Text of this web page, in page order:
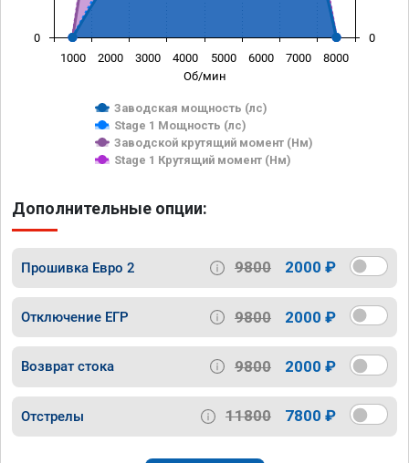
Об/мин
Заводская мощность (лс)
Stage 1 Мощность (лс)
Заводской крутящий момент (Нм)
Stage 1 Крутящий момент (Нм)
1000 2000 3000 4000 5000 6000 7000 8000
0 0
Дополнительные опции:
Прошивка Евро 2 9800 2000 ₽
Отключение ЕГР 9800 2000 ₽
Возврат стока 9800 2000 ₽
Отстрелы 11800 7800 ₽